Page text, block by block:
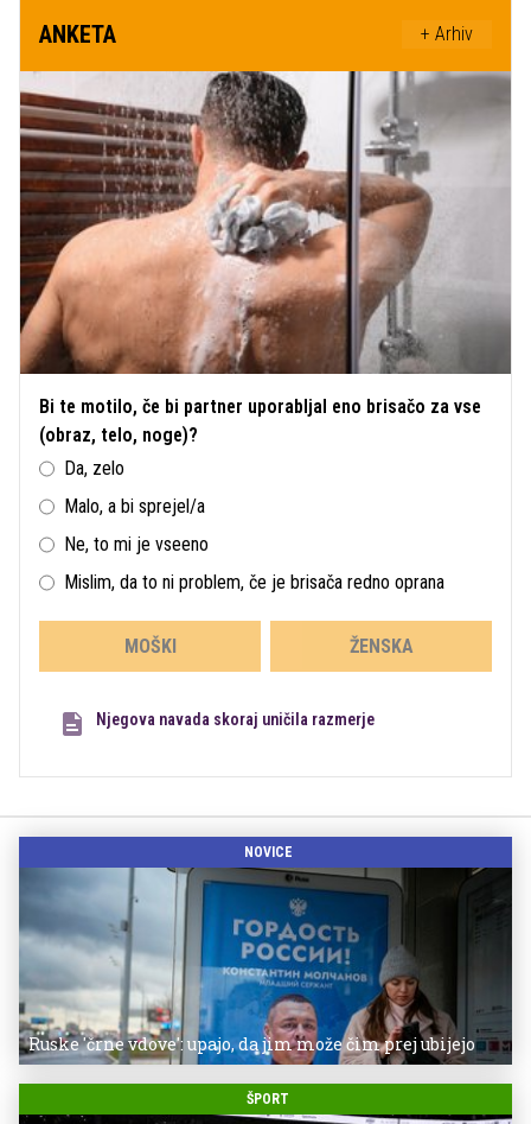
ANKETA + Arhiv
Bi te motilo, če bi partner uporabljal eno brisačo za vse
(obraz, telo, noge)?
Da, zelo
Malo, a bi sprejel/a
Ne, to mi je vseeno
Mislim, da to ni problem, če je brisača redno oprana
MOŠKI ŽENSKA
Njegova navada skoraj uničila razmerje
NOVICE
Ruske 'črne vdove': upajo, da jim može čim prej ubijejo
ŠPORT